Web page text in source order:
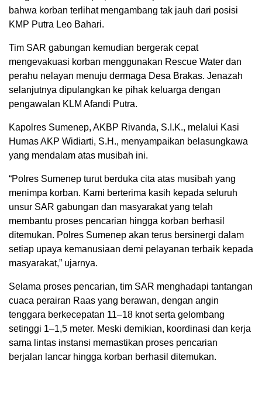
bahwa korban terlihat mengambang tak jauh dari posisi
KMP Putra Leo Bahari.
Tim SAR gabungan kemudian bergerak cepat
mengevakuasi korban menggunakan Rescue Water dan
perahu nelayan menuju dermaga Desa Brakas. Jenazah
selanjutnya dipulangkan ke pihak keluarga dengan
pengawalan KLM Afandi Putra.
Kapolres Sumenep, AKBP Rivanda, S.I.K., melalui Kasi
Humas AKP Widiarti, S.H., menyampaikan belasungkawa
yang mendalam atas musibah ini.
“Polres Sumenep turut berduka cita atas musibah yang
menimpa korban. Kami berterima kasih kepada seluruh
unsur SAR gabungan dan masyarakat yang telah
membantu proses pencarian hingga korban berhasil
ditemukan. Polres Sumenep akan terus bersinergi dalam
setiap upaya kemanusiaan demi pelayanan terbaik kepada
masyarakat,” ujarnya.
Selama proses pencarian, tim SAR menghadapi tantangan
cuaca perairan Raas yang berawan, dengan angin
tenggara berkecepatan 11–18 knot serta gelombang
setinggi 1–1,5 meter. Meski demikian, koordinasi dan kerja
sama lintas instansi memastikan proses pencarian
berjalan lancar hingga korban berhasil ditemukan.